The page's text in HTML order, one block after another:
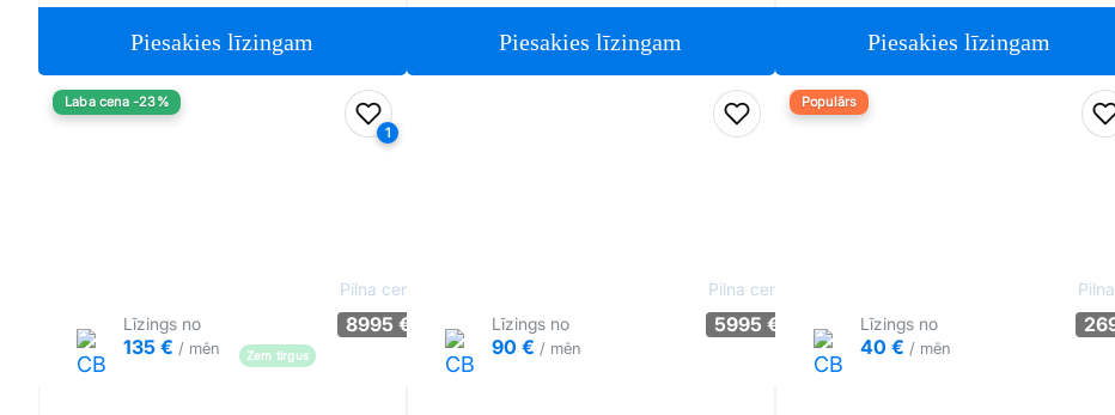
Piesakies līzingam Piesakies līzingam Piesakies līzingam
1
Pievienot favorītiem
Laba cena -23%
Līzings no
135 € / mēn
Pilna cena
8995 €
Zem tirgus
Pievienot favorītiem
Līzings no
90 € / mēn
Pilna cena
5995 €
Populārs
Līzings no
40 € / mēn